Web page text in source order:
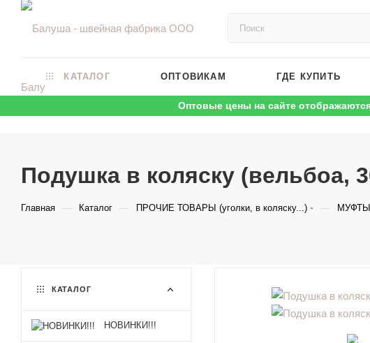
КАТАЛОГ ОПТОВИКАМ ГДЕ КУПИТЬ
Оптовые цены на сайте
Подушка в коляску (вельбоа,
Главная — Каталог — ПРОЧИЕ ТОВАРЫ (уголки, в коляску...) —
КАТАЛОГ
НОВИНКИ!!!